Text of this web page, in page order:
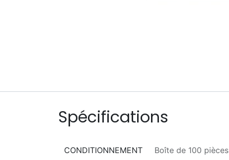
Spécifications
CONDITIONNEMENT Boîte de 100 pièces